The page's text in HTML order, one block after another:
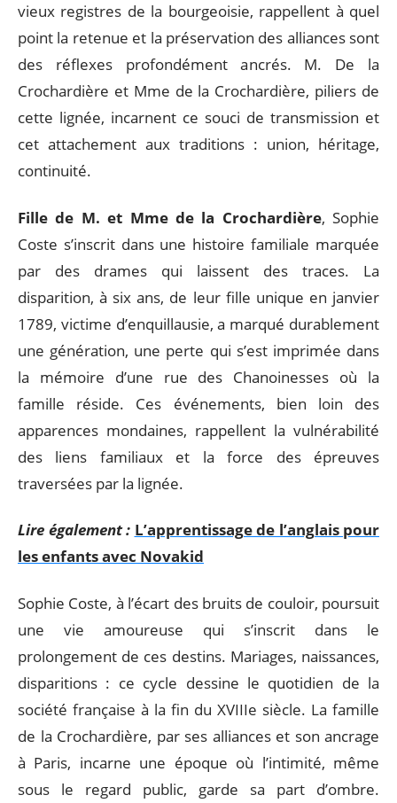
vieux registres de la bourgeoisie, rappellent à quel
point la retenue et la préservation des alliances sont
des réflexes profondément ancrés. M. De la
Crochardière et Mme de la Crochardière, piliers de
cette lignée, incarnent ce souci de transmission et
cet attachement aux traditions : union, héritage,
continuité.
Fille de M. et Mme de la Crochardière, Sophie
Coste s’inscrit dans une histoire familiale marquée
par des drames qui laissent des traces. La
disparition, à six ans, de leur fille unique en janvier
1789, victime d’enquillausie, a marqué durablement
une génération, une perte qui s’est imprimée dans
la mémoire d’une rue des Chanoinesses où la
famille réside. Ces événements, bien loin des
apparences mondaines, rappellent la vulnérabilité
des liens familiaux et la force des épreuves
traversées par la lignée.
Lire également : L’apprentissage de l’anglais pour
les enfants avec Novakid
Sophie Coste, à l’écart des bruits de couloir, poursuit
une vie amoureuse qui s’inscrit dans le
prolongement de ces destins. Mariages, naissances,
disparitions : ce cycle dessine le quotidien de la
société française à la fin du XVIIIe siècle. La famille
de la Crochardière, par ses alliances et son ancrage
à Paris, incarne une époque où l’intimité, même
sous le regard public, garde sa part d’ombre.